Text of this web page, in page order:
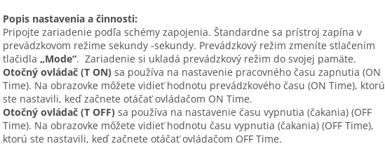
Popis nastavenia a činnosti:
Pripojte zariadenie podľa schémy zapojenia. Štandardne sa prístroj zapína v
prevádzkovom režime sekundy -sekundy. Prevádzkový režim zmeníte stlačením
tlačidla „Mode“. Zariadenie si ukladá prevádzkový režim do svojej pamäte.
Otočný ovládač (T ON) sa používa na nastavenie pracovného času zapnutia (ON
Time). Na obrazovke môžete vidieť hodnotu prevádzkového času (ON Time), ktorú
ste nastavili, keď začnete otáčať ovládačom ON Time.
Otočný ovládač (T OFF) sa používa na nastavenie času vypnutia (čakania) (OFF
Time). Na obrazovke môžete vidieť hodnotu času vypnutia (čakania) (OFF Time),
ktorú ste nastavili, keď začnete otáčať ovládačom OFF Time.